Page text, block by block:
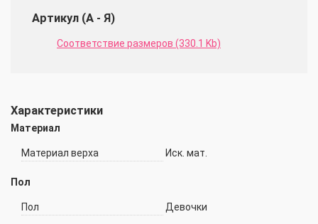
Артикул (А - Я)
Соответствие размеров (330.1 Kb)
Характеристики
Материал
Материал верха Иск. мат.
Пол
Пол Девочки